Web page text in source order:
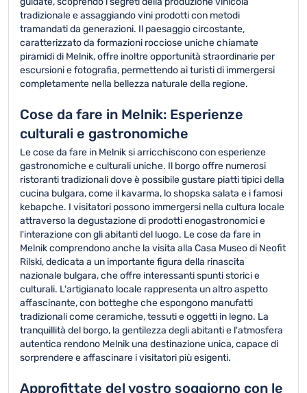
tradizionale e assaggiando vini prodotti con metodi
tramandati da generazioni. Il paesaggio circostante,
caratterizzato da formazioni rocciose uniche chiamate
piramidi di Melnik, offre inoltre opportunità straordinarie per
escursioni e fotografia, permettendo ai turisti di immergersi
completamente nella bellezza naturale della regione.
Cose da fare in Melnik: Esperienze
culturali e gastronomiche
Le cose da fare in Melnik si arricchiscono con esperienze
gastronomiche e culturali uniche. Il borgo offre numerosi
ristoranti tradizionali dove è possibile gustare piatti tipici della
cucina bulgara, come il kavarma, lo shopska salata e i famosi
kebapche. I visitatori possono immergersi nella cultura locale
attraverso la degustazione di prodotti enogastronomici e
l'interazione con gli abitanti del luogo. Le cose da fare in
Melnik comprendono anche la visita alla Casa Museo di Neofit
Rilski, dedicata a un importante figura della rinascita
nazionale bulgara, che offre interessanti spunti storici e
culturali. L'artigianato locale rappresenta un altro aspetto
affascinante, con botteghe che espongono manufatti
tradizionali come ceramiche, tessuti e oggetti in legno. La
tranquillità del borgo, la gentilezza degli abitanti e l'atmosfera
autentica rendono Melnik una destinazione unica, capace di
sorprendere e affascinare i visitatori più esigenti.
Approfittate del vostro soggiorno con le